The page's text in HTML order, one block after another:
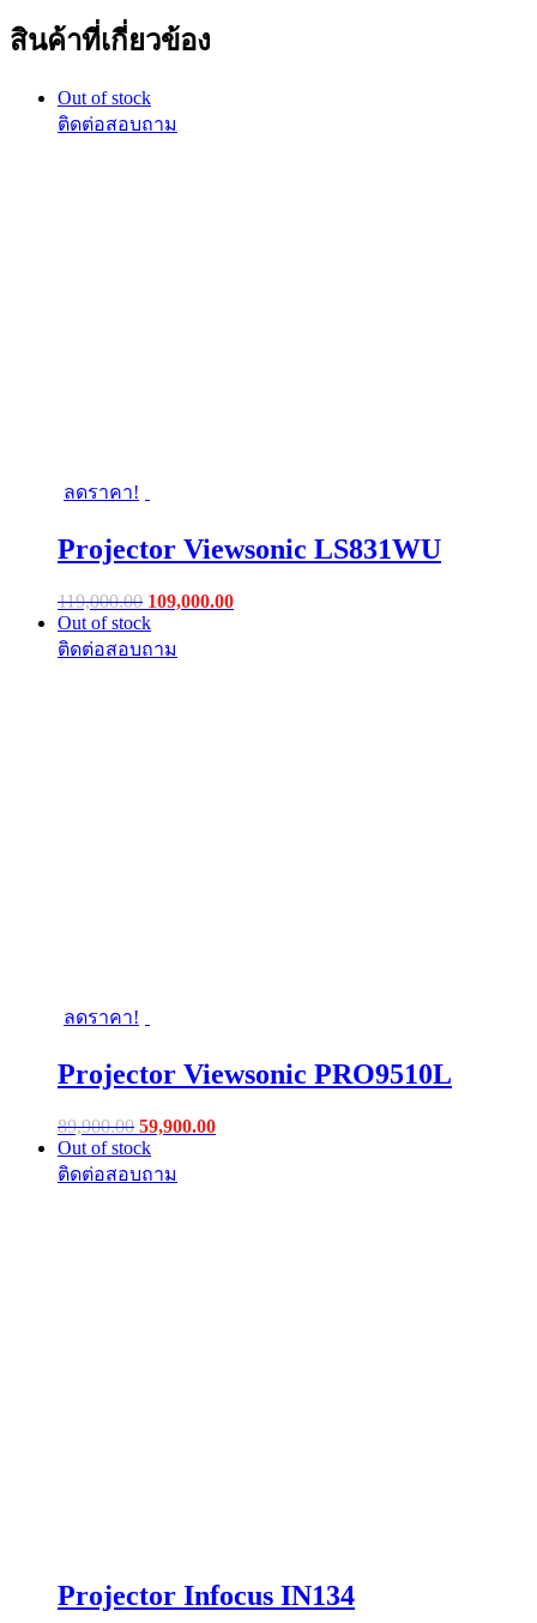
สินค้าที่เกี่ยวข้อง
Out of stock
ลดราคา!
Projector Viewsonic LS831WU
119,000.00 Original
price
was:
109,000.00Current
Out of stock
ลดราคา!
Projector Viewsonic PRO9510L
89,900.00 Original
price
was:
59,900.00Current
Out of stock
Projector Infocus IN134